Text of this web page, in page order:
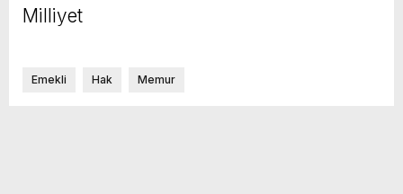
Milliyet
Emekli Hak Memur